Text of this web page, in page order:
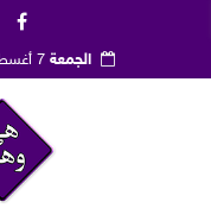
الجمعة